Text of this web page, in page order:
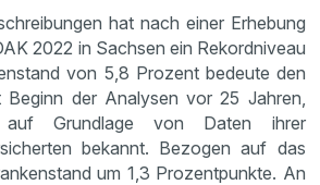
hat nach einer Erhebung
2022 in Sachsen ein Rekordniveau
von 5,8 Prozent bedeute den
der Analysen vor 25 Jahren,
Grundlage von Daten ihrer
bekannt. Bezogen auf das
um 1,3 Prozentpunkte. An